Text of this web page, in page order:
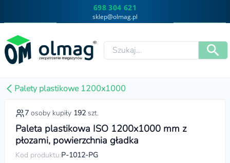
698 304 621
sklep@olmag.pl
Palety plastikowe 1200x1000
7 osoby kupiły 192 szt.
Paleta plastikowa ISO 1200x1000 mm z
płozami, powierzchnia gładka
Kod produktu:P-1012-PG